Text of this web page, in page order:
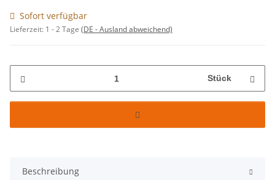
Sofort verfügbar
Lieferzeit: 1 - 2 Tage (DE - Ausland abweichend)
Stück
Beschreibung